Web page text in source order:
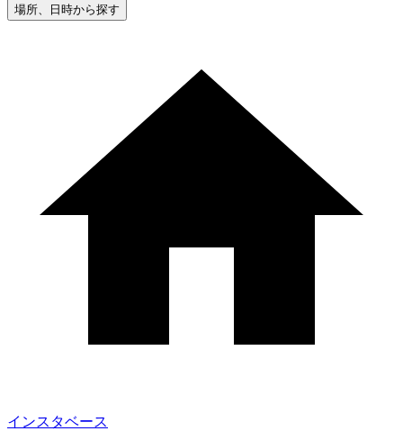
場所、日時から探す
インスタベース